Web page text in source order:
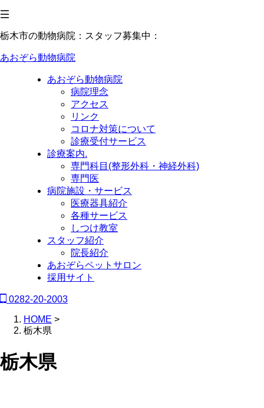
栃木市の動物病院：スタッフ募集中：
あおぞら動物病院
あおぞら動物病院
病院理念
アクセス
リンク
コロナ対策について
診療受付サービス
診療案内.
専門科目(整形外科・神経外科)
専門医
病院施設・サービス
医療器具紹介
各種サービス
しつけ教室
スタッフ紹介
院長紹介
あおぞらペットサロン
採用サイト
0282-20-2003
HOME >
栃木県
栃木県